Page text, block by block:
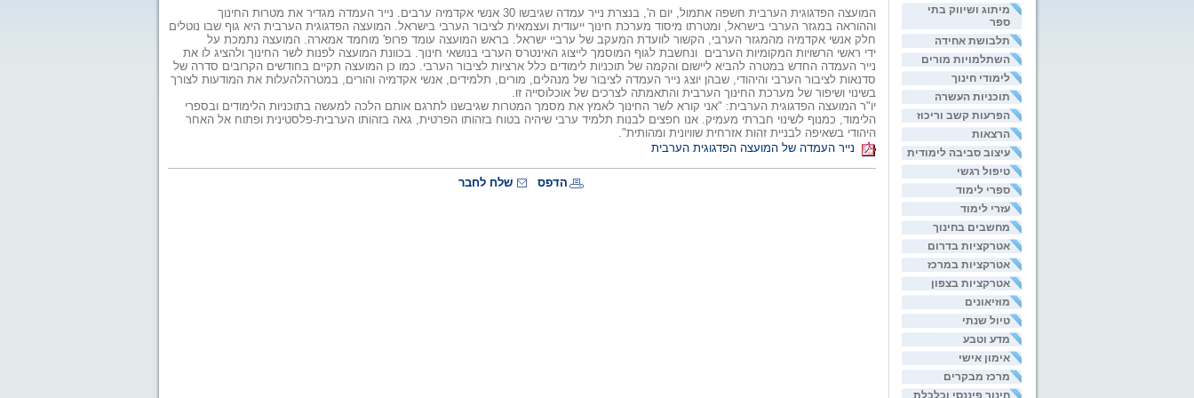
מיתוג ושיווק בתי
ספר
תלבושת אחידה
השתלמויות מורים
לימודי חינוך
תוכניות העשרה
הפרעות קשב וריכוז
הרצאות
עיצוב סביבה לימודית
טיפול רגשי
ספרי לימוד
עזרי לימוד
מחשבים בחינוך
אטרקציות בדרום
אטרקציות במרכז
אטרקציות בצפון
מוזיאונים
טיול שנתי
מדע וטבע
אימון אישי
מרכז מבקרים
חינוך פיננסי וכלכלת
המועצה הפדגוגית הערבית חשפה אתמול, יום ה', בנצרת נייר עמדה שגיבשו 30 אנשי אקדמיה ערבים. נייר העמדה מגדיר את מטרות החינוך
וההוראה במגזר הערבי בישראל, ומטרתו מיסוד מערכת חינוך ייעודית ועצמאית לציבור הערבי בישראל. המועצה הפדגוגית הערבית היא גוף שבו נוטלים
חלק אנשי אקדמיה מהמגזר הערבי, הקשור לוועדת המעקב של ערביי ישראל. בראש המועצה עומד פרופ' מוחמד אמארה. המועצה נתמכת על
ידי ראשי הרשויות המקומיות הערבים ונחשבת לגוף המוסמך לייצוג האינטרס הערבי בנושאי חינוך. בכוונת המועצה לפנות לשר החינוך ולהציג לו את
נייר העמדה החדש במטרה להביא ליישום והקמה של תוכניות לימודים כלל ארציות לציבור הערבי. כמו כן המועצה תקיים בחודשים הקרובים סדרה של
סדנאות לציבור הערבי והיהודי, שבהן יוצג נייר העמדה לציבור של מנהלים, מורים, תלמידים, אנשי אקדמיה והורים, במטרהלהעלות את המודעות לצורך
בשינוי ושיפור של מערכת החינוך הערבית והתאמתה לצרכים של אוכלוסייה זו.
יו"ר המועצה הפדגוגית הערבית: "אני קורא לשר החינוך לאמץ את מסמך המטרות שגיבשנו לתרגם אותם הלכה למעשה בתוכניות הלימודים ובספרי
הלימוד, כמנוף לשינוי חברתי מעמיק. אנו חפצים לבנות תלמיד ערבי שיהיה בטוח בזהותו הפרטית, גאה בזהותו הערבית-פלסטינית ופתוח אל האחר
היהודי בשאיפה לבניית זהות אזרחית שוויונית ומהותית".
נייר העמדה של המועצה הפדגוגית הערבית
הדפס שלח לחבר